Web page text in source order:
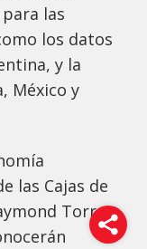
las
los datos
y la
México y
las Cajas de
Torres,